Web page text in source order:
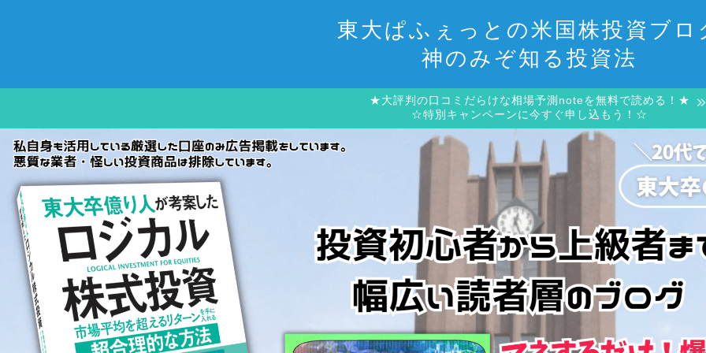
東大ぱふぇっとの米国株投資ブロ
神のみぞ知る投資法
★大評判の口コミだらけな相場予測noteを無料で読める！★
☆特別キャンペーンに今すぐ申し込もう！☆